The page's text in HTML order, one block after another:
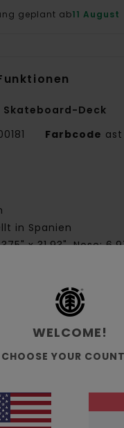
geplant ab11 August
Skateboard-Deck
Farbcode ast
in Spanien
x 31,93", Nose:
kanadisches
Schrumpffolie
Kleber und Lack
Print
in teilweise
zur
WELCOME!
CHOOSE YOUR